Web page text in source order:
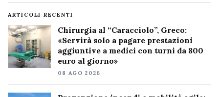
ARTICOLI RECENTI
Chirurgia al “Caracciolo”, Greco:
«Servirà solo a pagare prestazioni
aggiuntive a medici con turni da 800
euro al giorno»
08 AGO 2026